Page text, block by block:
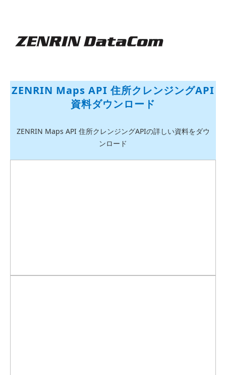
ZENRIN Maps API 住所クレンジングAPI
資料ダウンロード
ZENRIN Maps API 住所クレンジングAPIの詳しい資料をダウ
ンロード